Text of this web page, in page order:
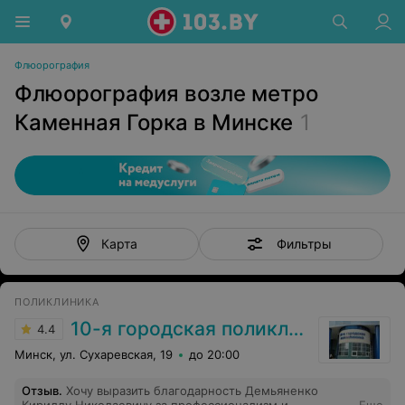
Флюорография
Флюорография возле метро
Каменная Горка в Минске 1
Карта Фильтры
ПОЛИКЛИНИКА
4.4 10-я городская поликлиника г. Минска
Минск, ул. Сухаревская, 19 до 20:00
Отзыв. Хочу выразить благодарность Демьяненко